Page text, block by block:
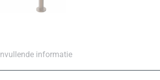
informatie